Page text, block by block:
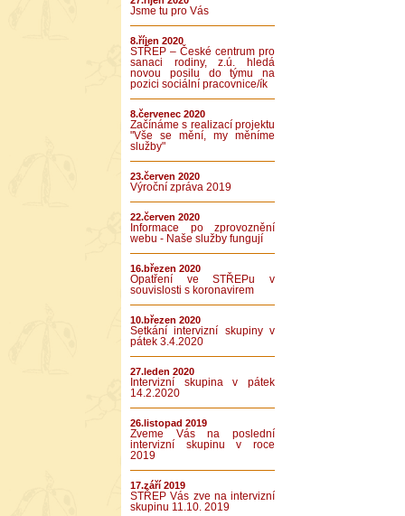
Jsme tu pro Vás
8.říjen 2020
STŘEP – České centrum pro
sanaci rodiny, z.ú. hledá
novou posilu do týmu na
pozici sociální pracovnice/ík
8.červenec 2020
Začínáme s realizací projektu
"Vše se mění, my měníme
služby"
23.červen 2020
Výroční zpráva 2019
22.červen 2020
Informace po zprovoznění
webu - Naše služby fungují
16.březen 2020
Opatření ve STŘEPu v
souvislosti s koronavirem
10.březen 2020
Setkání intervizní skupiny v
pátek 3.4.2020
27.leden 2020
Intervizní skupina v pátek
14.2.2020
26.listopad 2019
Zveme Vás na poslední
intervizní skupinu v roce
2019
17.září 2019
STŘEP Vás zve na intervizní
skupinu 11.10. 2019